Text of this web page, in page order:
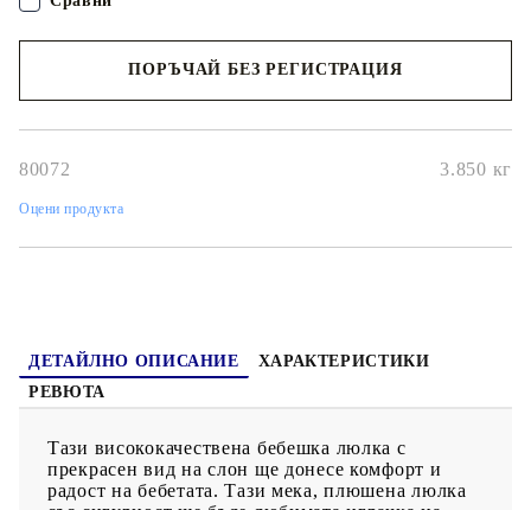
гушкане на деца. Внимание! Да не се използва от деца над
до 36 месеца. Максимално тегло на потребителя: 25 kg. Да не
надзор. Да се употребява само при пряк надзор от възрастен.
ПОРЪЧАЙ БЕЗ РЕГИСТРАЦИЯ
80072 3.850 кг
Оцени продукта
ДЕТАЙЛНО ОПИСАНИЕ
ХАРАКТЕРИСТИКИ
РЕВЮТА
Тази висококачествена бебешка люлка с
прекрасен вид на слон ще донесе комфорт и
радост на бебетата. Тази мека, плюшена люлка